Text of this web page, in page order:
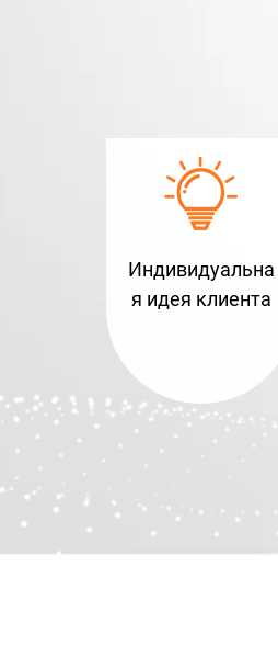
Индивидуальна
я идея клиента